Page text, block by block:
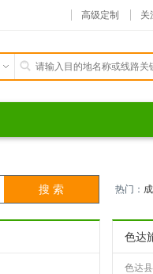
高级定制 关
热门：
色达
色达